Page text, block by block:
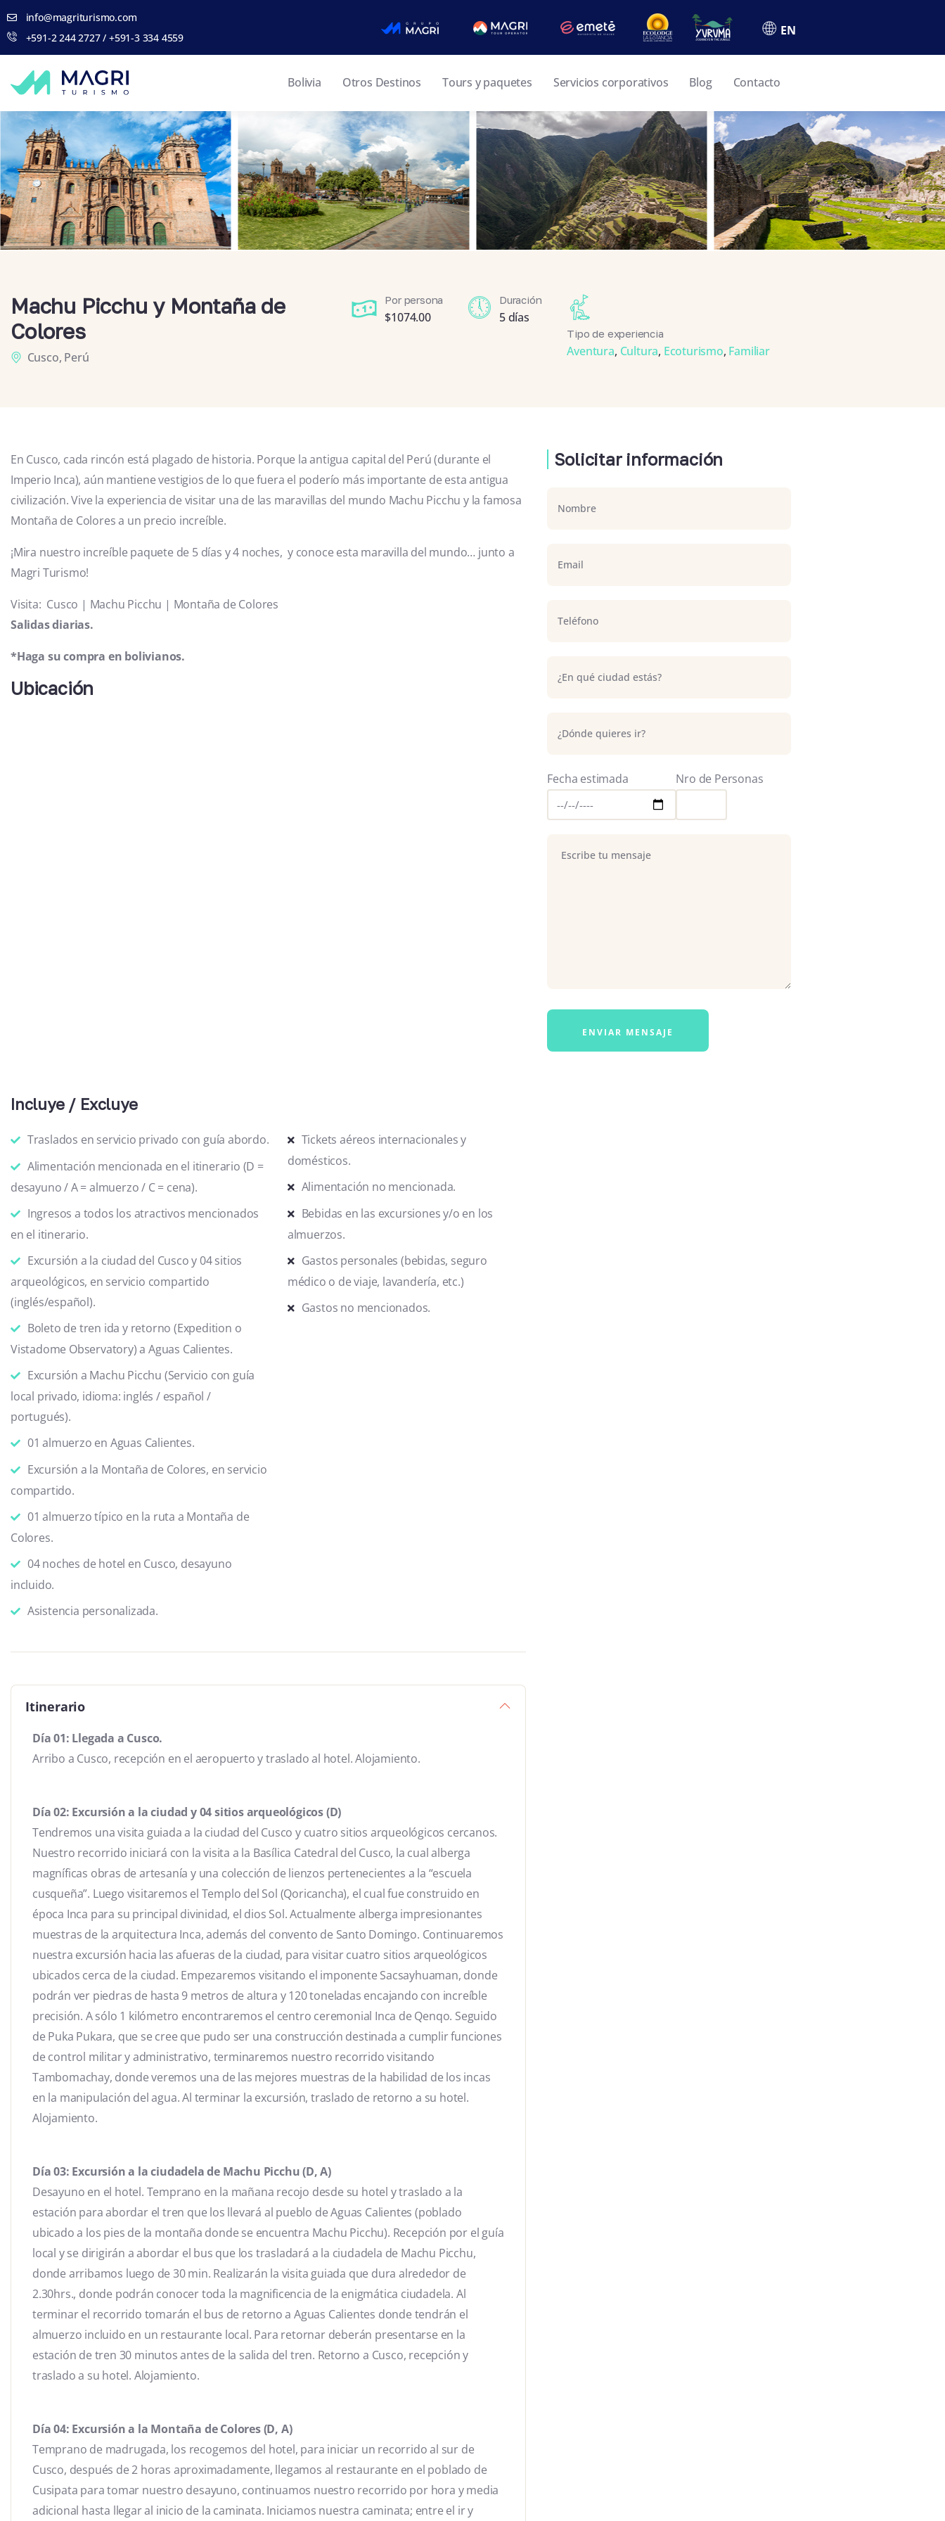
info@magriturismo.com
+591-2 244 2727 / +591-3 334 4559
EN
Bolivia Otros Destinos Tours y paquetes Servicios corporativos Blog Contacto
Machu Picchu y Montaña de
Colores
Cusco, Perú
Por persona
$1074.00
Duración
5 días
Tipo de experiencia
Aventura, Cultura, Ecoturismo, Familiar
En Cusco, cada rincón está plagado de historia. Porque la antigua capital del Perú (durante el
Imperio Inca), aún mantiene vestigios de lo que fuera el poderío más importante de esta antigua
civilización. Vive la experiencia de visitar una de las maravillas del mundo Machu Picchu y la famosa
Montaña de Colores a un precio increíble.
¡Mira nuestro increíble paquete de 5 días y 4 noches, y conoce esta maravilla del mundo… junto a
Magri Turismo!
Visita: Cusco | Machu Picchu | Montaña de Colores
Salidas diarias.
*Haga su compra en bolivianos.
Ubicación
Incluye / Excluye
Traslados en servicio privado con guía abordo.
Alimentación mencionada en el itinerario (D =
desayuno / A = almuerzo / C = cena).
Ingresos a todos los atractivos mencionados
en el itinerario.
Excursión a la ciudad del Cusco y 04 sitios
arqueológicos, en servicio compartido
(inglés/español).
Boleto de tren ida y retorno (Expedition o
Vistadome Observatory) a Aguas Calientes.
Excursión a Machu Picchu (Servicio con guía
local privado, idioma: inglés / español /
portugués).
01 almuerzo en Aguas Calientes.
Excursión a la Montaña de Colores, en servicio
compartido.
01 almuerzo típico en la ruta a Montaña de
Colores.
04 noches de hotel en Cusco, desayuno
incluido.
Asistencia personalizada.
Tickets aéreos internacionales y
domésticos.
Alimentación no mencionada.
Bebidas en las excursiones y/o en los
almuerzos.
Gastos personales (bebidas, seguro
médico o de viaje, lavandería, etc.)
Gastos no mencionados.
Itinerario
Día 01: Llegada a Cusco.
Arribo a Cusco, recepción en el aeropuerto y traslado al hotel. Alojamiento.
Día 02: Excursión a la ciudad y 04 sitios arqueológicos (D)
Tendremos una visita guiada a la ciudad del Cusco y cuatro sitios arqueológicos cercanos.
Nuestro recorrido iniciará con la visita a la Basílica Catedral del Cusco, la cual alberga
magníficas obras de artesanía y una colección de lienzos pertenecientes a la “escuela
cusqueña”. Luego visitaremos el Templo del Sol (Qoricancha), el cual fue construido en
época Inca para su principal divinidad, el dios Sol. Actualmente alberga impresionantes
muestras de la arquitectura Inca, además del convento de Santo Domingo. Continuaremos
nuestra excursión hacia las afueras de la ciudad, para visitar cuatro sitios arqueológicos
ubicados cerca de la ciudad. Empezaremos visitando el imponente Sacsayhuaman, donde
podrán ver piedras de hasta 9 metros de altura y 120 toneladas encajando con increíble
precisión. A sólo 1 kilómetro encontraremos el centro ceremonial Inca de Qenqo. Seguido
de Puka Pukara, que se cree que pudo ser una construcción destinada a cumplir funciones
de control militar y administrativo, terminaremos nuestro recorrido visitando
Tambomachay, donde veremos una de las mejores muestras de la habilidad de los incas
en la manipulación del agua. Al terminar la excursión, traslado de retorno a su hotel.
Alojamiento.
Día 03: Excursión a la ciudadela de Machu Picchu (D, A)
Desayuno en el hotel. Temprano en la mañana recojo desde su hotel y traslado a la
estación para abordar el tren que los llevará al pueblo de Aguas Calientes (poblado
ubicado a los pies de la montaña donde se encuentra Machu Picchu). Recepción por el guía
local y se dirigirán a abordar el bus que los trasladará a la ciudadela de Machu Picchu,
donde arribamos luego de 30 min. Realizarán la visita guiada que dura alrededor de
2.30hrs., donde podrán conocer toda la magnificencia de la enigmática ciudadela. Al
terminar el recorrido tomarán el bus de retorno a Aguas Calientes donde tendrán el
almuerzo incluido en un restaurante local. Para retornar deberán presentarse en la
estación de tren 30 minutos antes de la salida del tren. Retorno a Cusco, recepción y
traslado a su hotel. Alojamiento.
Día 04: Excursión a la Montaña de Colores (D, A)
Temprano de madrugada, los recogemos del hotel, para iniciar un recorrido al sur de
Cusco, después de 2 horas aproximadamente, llegamos al restaurante en el poblado de
Cusipata para tomar nuestro desayuno, continuamos nuestro recorrido por hora y media
adicional hasta llegar al inicio de la caminata. Iniciamos nuestra caminata; entre el ir y
Solicitar información
Fecha estimada Nro de Personas